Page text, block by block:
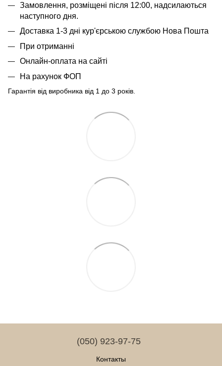
Замовлення, розміщені після 12:00, надсилаються
наступного дня.
Доставка 1-3 дні кур'єрською службою Нова Пошта
При отриманні
Онлайн-оплата на сайті
На рахунок ФОП
Гарантія від виробника від 1 до 3 років.
(050) 923-97-75
Контакты